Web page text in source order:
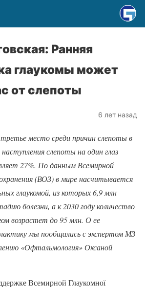
Ранняя
глаукомы может
от слепоты
6 лет назад
место среди причин слепоты в
слепоты на один глаз
27%. По данным Всемирной
(ВОЗ) в мире насчитывается
глаукомой, из которых 6,9 млн
болезни, а к 2030 году количество
возрастет до 95 млн. О ее
мы пообщались с экспертом МЗ
«Офтальмология» Оксаной
Всемирной Глаукомної